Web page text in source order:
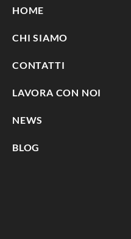
HOME
CHI SIAMO
CONTATTI
LAVORA CON NOI
NEWS
BLOG